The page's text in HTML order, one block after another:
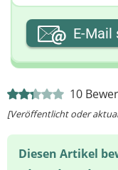
10
[Veröffentlicht oder
Diesen Artikel
Ihre E-Mail-
Ihre Nachricht
E-Mail